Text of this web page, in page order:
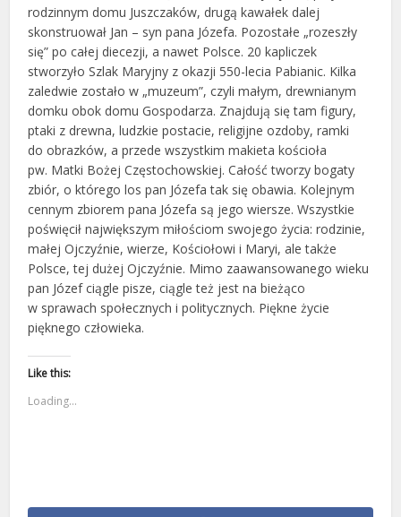
rodzinnym domu Juszczaków, drugą kawałek dalej
skonstruował Jan – syn pana Józefa. Pozostałe „rozeszły
się” po całej diecezji, a nawet Polsce. 20 kapliczek
stworzyło Szlak Maryjny z okazji 550-lecia Pabianic. Kilka
zaledwie zostało w „muzeum”, czyli małym, drewnianym
domku obok domu Gospodarza. Znajdują się tam figury,
ptaki z drewna, ludzkie postacie, religijne ozdoby, ramki
do obrazków, a przede wszystkim makieta kościoła
pw. Matki Bożej Częstochowskiej. Całość tworzy bogaty
zbiór, o którego los pan Józefa tak się obawia. Kolejnym
cennym zbiorem pana Józefa są jego wiersze. Wszystkie
poświęcił największym miłościom swojego życia: rodzinie,
małej Ojczyźnie, wierze, Kościołowi i Maryi, ale także
Polsce, tej dużej Ojczyźnie. Mimo zaawansowanego wieku
pan Józef ciągle pisze, ciągle też jest na bieżąco
w sprawach społecznych i politycznych. Piękne życie
pięknego człowieka.
Like this:
Loading...